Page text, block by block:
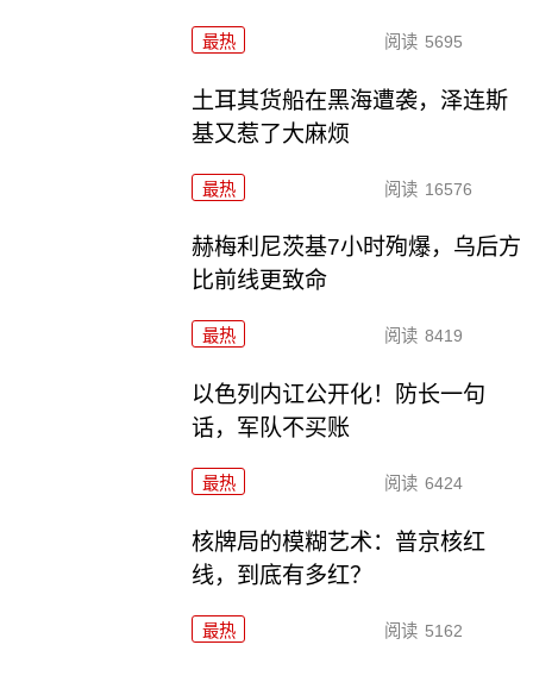
最热 阅读 5695
土耳其货船在黑海遭袭，泽连斯
基又惹了大麻烦
最热 阅读 16576
赫梅利尼茨基7小时殉爆，乌后方
比前线更致命
最热 阅读 8419
以色列内讧公开化！防长一句
话，军队不买账
最热 阅读 6424
核牌局的模糊艺术：普京核红
线，到底有多红？
最热 阅读 5162